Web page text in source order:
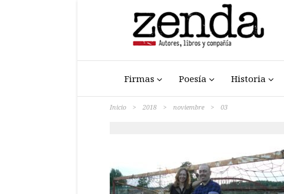
Firmas Poesía Historia
Inicio > 2018 > noviembre > 03